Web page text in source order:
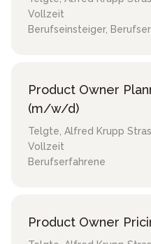
Vollzeit
Berufseinsteiger,
Product Owner
(m/w/d)
Telgte, Alfred Krupp
Vollzeit
Berufserfahrene
Product Owner